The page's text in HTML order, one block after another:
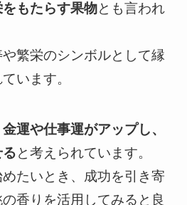
もたらす果物とも言われ
繁栄のシンボルとして縁
います。
金運や仕事運がアップし、
と考えられています。
たいとき、成功を引き寄
香りを活用してみると良